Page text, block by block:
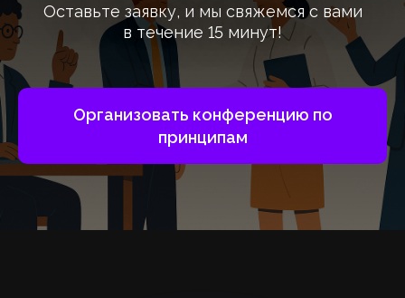
Оставьте заявку, и мы свяжемся с вами
в течение 15 минут!
Организовать конференцию по
принципам